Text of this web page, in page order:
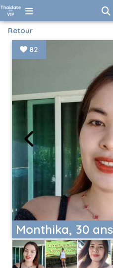
Retour
Monthika, 30 ans
82